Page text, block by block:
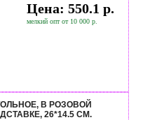
Цена: 550.1 р.
мелкий опт от 10 000 р.
В РОЗОВОЙ
26*14.5 СМ.